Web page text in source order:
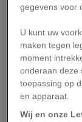
Voor zover
dan twintig
Gereau, de
Botanical
verbaasd
DeKaromia
wel 24 meter
gegevens voor
U kunt uw
maken tegen
moment
onderaan deze
toepassing op
en apparaat.
Wij en onze